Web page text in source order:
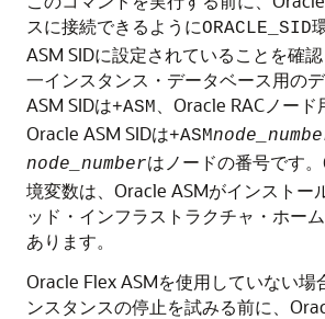
スに接続できるようにORACLE_SID
ASM SIDに設定されていることを確
一インスタンス・データベース用の
ASM SIDは+ASM
、Oracle RACノー
Oracle ASM SIDは+ASM
node_numberはノードの番号です。
境変数は、Oracle ASMがインストー
ッド・インフラストラクチャ・ホー
あります。
Oracle Flex ASMを使用していない場
ンスタンスの停止を試みる前に、